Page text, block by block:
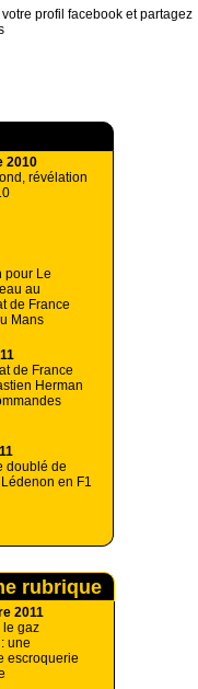
profil facebook et partagez
2010
révélation
pour Le
au
de France
Mans
de France
Herman
doublé de
en F1
rubrique
2011
le gaz
une
escroquerie